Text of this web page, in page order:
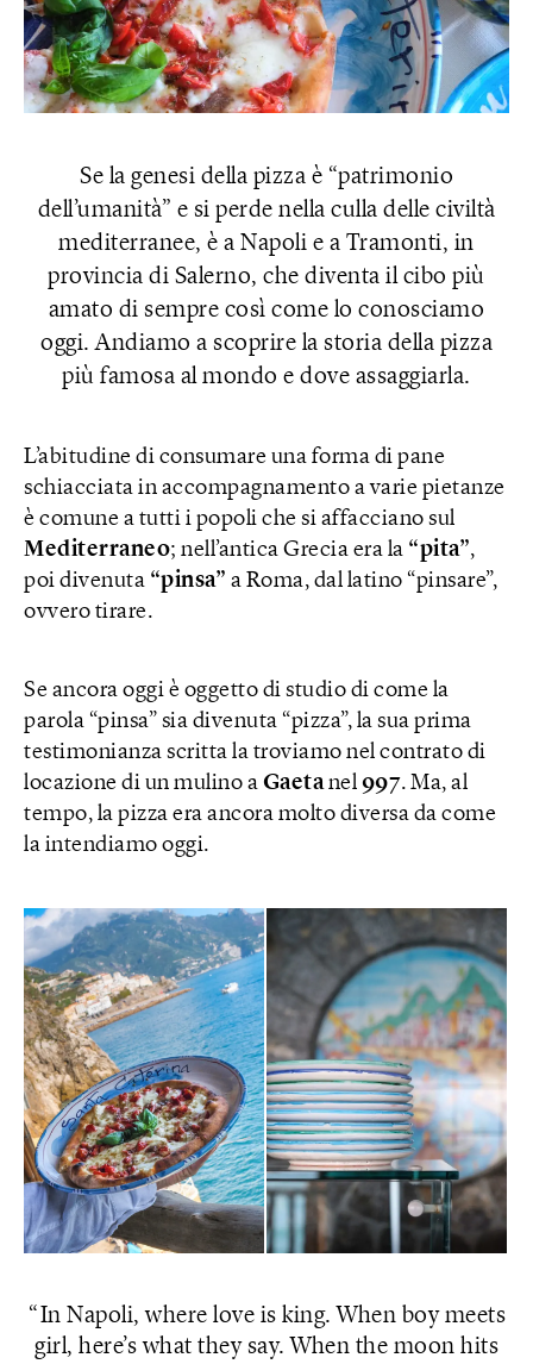
Se la genesi della pizza è “patrimonio
dell’umanità” e si perde nella culla delle civiltà
mediterranee, è a Napoli e a Tramonti, in
provincia di Salerno, che diventa il cibo più
amato di sempre così come lo conosciamo
oggi. Andiamo a scoprire la storia della pizza
più famosa al mondo e dove assaggiarla.
L’abitudine di consumare una forma di pane
schiacciata in accompagnamento a varie pietanze
è comune a tutti i popoli che si affacciano sul
Mediterraneo; nell’antica Grecia era la “pita”,
poi divenuta “pinsa” a Roma, dal latino “pinsare”,
ovvero tirare.
Se ancora oggi è oggetto di studio di come la
parola “pinsa” sia divenuta “pizza”, la sua prima
testimonianza scritta la troviamo nel contrato di
locazione di un mulino a Gaetanel 997. Ma, al
tempo, la pizza era ancora molto diversa da come
la intendiamo oggi.
In Napoli, where love is king. When boy meets
girl, here’s what they say. When the moon hits